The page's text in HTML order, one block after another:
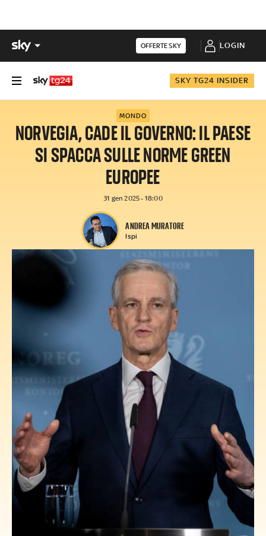
OFFERTE SKY LOGIN
SKY TG24 INSIDER
MONDO
NORVEGIA, CADE IL GOVERNO: IL PAESE
SI SPACCA SULLE NORME GREEN
EUROPEE
31 gen 2025 - 18:00
ANDREA MURATORE
Ispi